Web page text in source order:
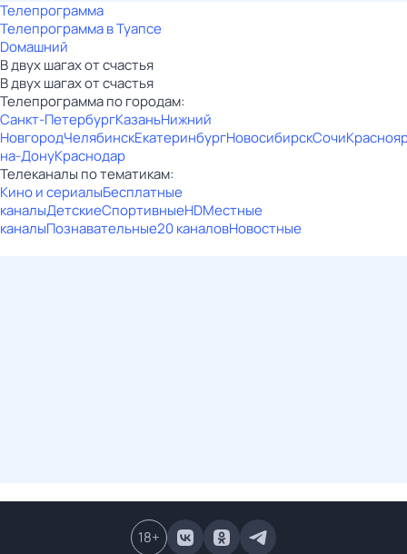
Телепрограмма
Телепрограмма в Туапсе
Dомашний
В двух шагах от счастья
В двух шагах от счастья
Телепрограмма по городам:
Санкт-ПетербургКазаньНижний
НовгородЧелябинскЕкатеринбургНовосибирскСочи
на-ДонуКраснодар
Телеканалы по тематикам:
Кино и сериалыБесплатные
каналыДетскиеСпортивныеHDМестные
каналыПознавательные20 каналовНовостные
18+